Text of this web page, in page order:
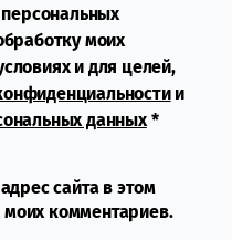
моих
и для целей,
и
данных*
сайта в этом
комментариев.